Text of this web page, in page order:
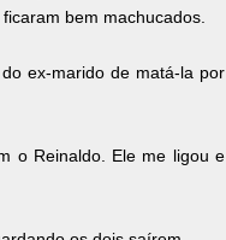
bem machucados.
ex-marido de matá-la por
o Reinaldo. Ele me ligou e